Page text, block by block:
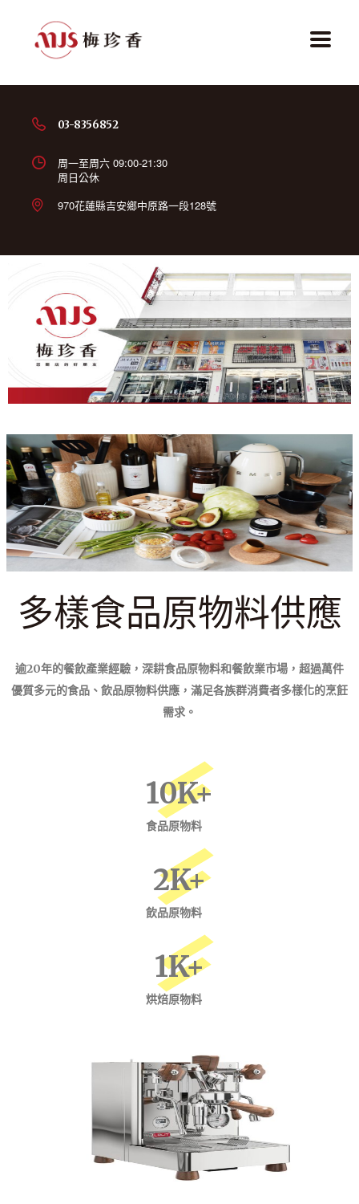
03-8356852
周一至周六 09:00-21:30
周日公休
970花蓮縣吉安鄉中原路一段128號
多樣食品原物料供應
逾20年的餐飲產業經驗，深耕食品原物料和餐飲業市場，超過萬件
優質多元的食品、飲品原物料供應， 滿足各族群消費者多樣化的烹飪
需求。
10K+
食品原物料
2K+
飲品原物料
1K+
烘焙原物料